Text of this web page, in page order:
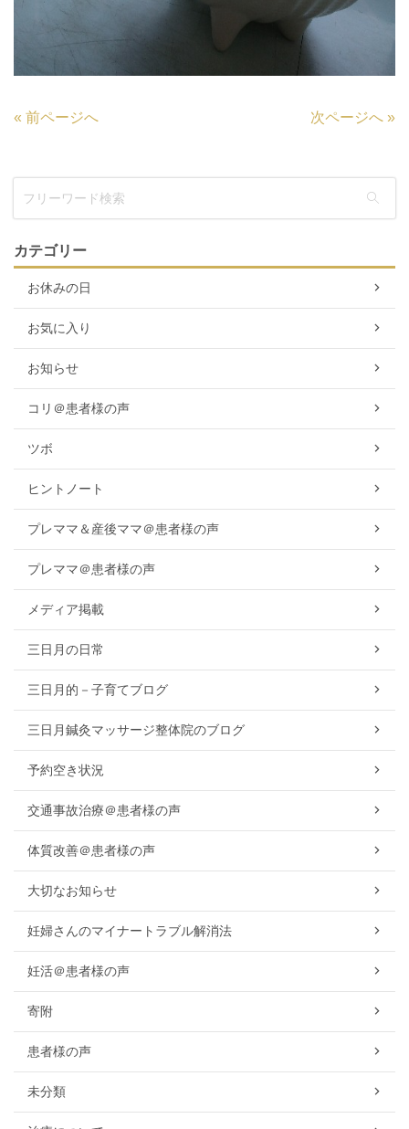
« 前ページへ 次ページへ »
カテゴリー
お休みの日
お気に入り
お知らせ
コリ＠患者様の声
ツボ
ヒントノート
プレママ＆産後ママ＠患者様の声
プレママ＠患者様の声
メディア掲載
三日月の日常
三日月的－子育てブログ
三日月鍼灸マッサージ整体院のブログ
予約空き状況
交通事故治療＠患者様の声
体質改善＠患者様の声
大切なお知らせ
妊婦さんのマイナートラブル解消法
妊活＠患者様の声
寄附
患者様の声
未分類